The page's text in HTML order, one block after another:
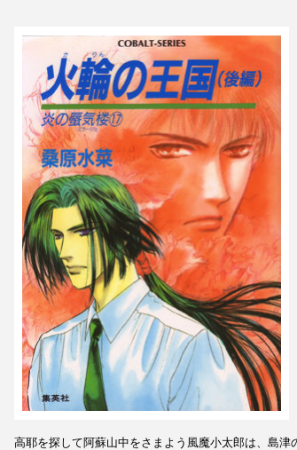
高耶を探して阿蘇山中をさまよう風魔小太郎は、島